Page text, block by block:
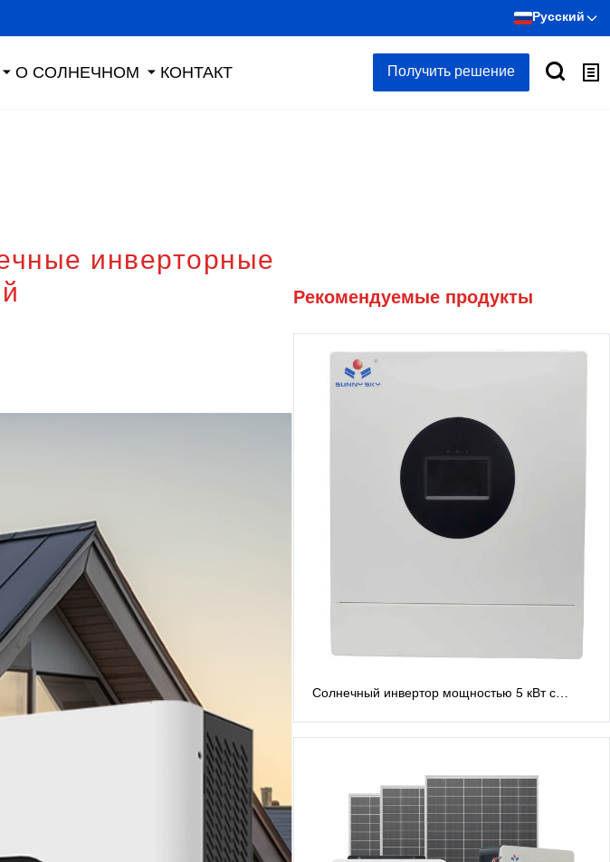
Русский
О СОЛНЕЧНОМ КОНТАКТ Получить решение
инверторные
Рекомендуемые продукты
Солнечный инвертор мощностью 5 кВт с